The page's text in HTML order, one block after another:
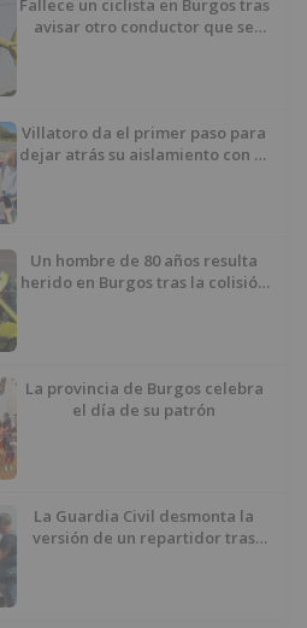
Fallece un ciclista en Burgos tras
avisar otro conductor que se
Villatoro da el primer paso para
dejar atrás su aislamiento con el
Un hombre de 80 años resulta
herido en Burgos tras la colisión
La provincia de Burgos celebra
el día de su patrón
La Guardia Civil desmonta la
versión de un repartidor tras